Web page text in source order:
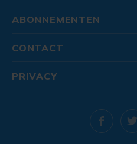
ABONNEMENTEN
CONTACT
PRIVACY